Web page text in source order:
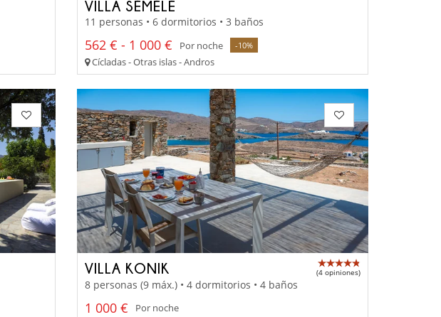
VILLA SÉMÉLÉ
11 personas • 6 dormitorios • 3 baños
562 € - 1 000 € Por noche -10%
Cícladas - Otras islas - Andros
VILLA KONIK (4 opiniones)
8 personas (9 máx.) • 4 dormitorios • 4 baños
1 000 €
Por noche